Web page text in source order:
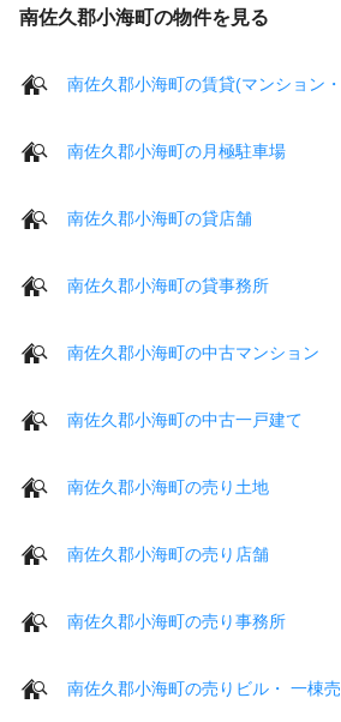
南佐久郡小海町の物件を見る
南佐久郡小海町の賃貸(マンション
南佐久郡小海町の月極駐車場
南佐久郡小海町の貸店舗
南佐久郡小海町の貸事務所
南佐久郡小海町の中古マンション
南佐久郡小海町の中古一戸建て
南佐久郡小海町の売り土地
南佐久郡小海町の売り店舗
南佐久郡小海町の売り事務所
南佐久郡小海町の売りビル・ 一棟